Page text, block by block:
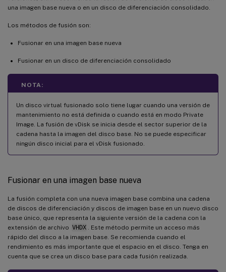
una imagen base nueva o en un disco de diferenciación consolidado.
Los métodos de fusión son:
Fusionar en una imagen base nueva
Fusionar en un disco de diferenciación consolidado
NOTA:
Un disco virtual fusionado solo tiene lugar cuando una versión de
mantenimiento no está definida o cuando está en modo Private
Image. La fusión de vDisk se inicia desde el sector superior de la
cadena hasta la imagen del disco base. No se puede especificar
ningún disco inicial para el vDisk fusionado.
Fusionar en una imagen base nueva
La fusión completa con una nueva imagen base combina una cadena
de discos de diferenciación y discos de imagen base en un nuevo disco
base único, que representa la siguiente versión de la cadena con la
extensión de archivo VHDX
. Este método permite un acceso más
rápido del disco a la imagen base. Se recomienda cuando el
rendimiento es más importante que el espacio en el disco. Tenga en
cuenta que se crea un disco base para cada fusión realizada.